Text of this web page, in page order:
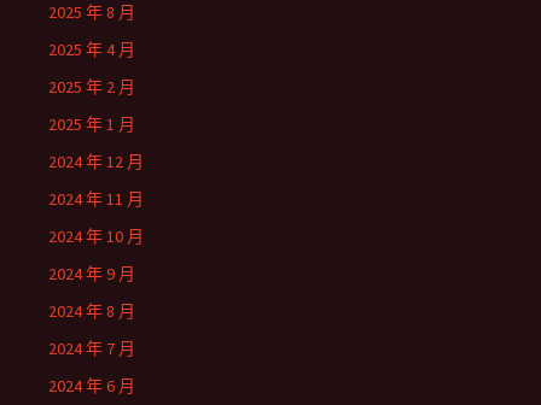
2025 年 8 月
2025 年 4 月
2025 年 2 月
2025 年 1 月
2024 年 12 月
2024 年 11 月
2024 年 10 月
2024 年 9 月
2024 年 8 月
2024 年 7 月
2024 年 6 月